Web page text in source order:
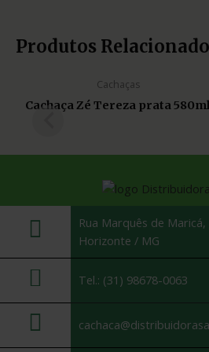
Produtos
Cachaças
Cachaça Zé Tereza prata 580ml
Rua Marquês de
Horizonte / MG
Tel.: (31) 98678-0063